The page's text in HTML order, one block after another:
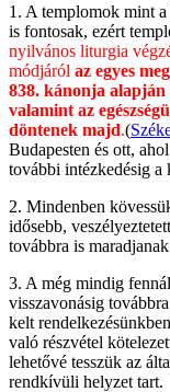
1. A templomok mint
is fontosak, ezért
nyilvános liturgia
módjáról az egyes
838. kánonja alapján
valamint az
döntenek majd.(
Budapesten és ott,
további intézkedésig a
2. Mindenben
idősebb,
továbbra is
3. A még mindig
visszavonásig
kelt
való részvétel
lehetővé tesszük az
rendkívüli helyzet tart.